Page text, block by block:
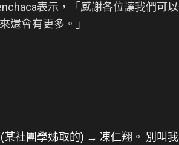
表示，「感謝各位讓我們可
還會有更多。」
社團學姊取的) → 凍仁翔。 別叫我